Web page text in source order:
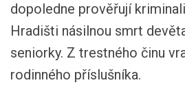
dopoledne prověřují
Hradišti násilnou smrt
seniorky. Z trestného činu
rodinného příslušníka.